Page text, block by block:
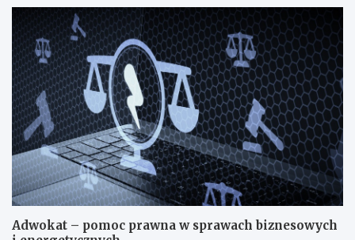
Adwokat – pomoc prawna w sprawach biznesowych